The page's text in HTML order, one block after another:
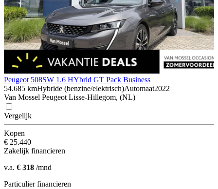
Peugeot 508SW 1.6 HYbrid GT Pack Business
54.685 kmHybride (benzine/elektrisch)Automaat2022
Van Mossel Peugeot Lisse-Hillegom, (NL)
Vergelijk
Kopen
€ 25.440
Zakelijk financieren
v.a. € 318 /mnd
Particulier financieren